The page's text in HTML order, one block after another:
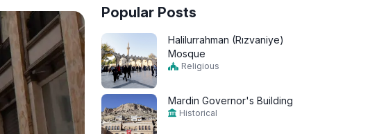
Popular Posts
Halilurrahman (Rızvaniye)
Mosque
Religious
Mardin Governor's Building
Historical